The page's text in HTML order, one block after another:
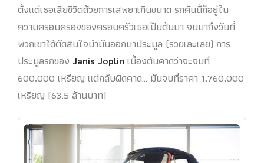
ตั้งแต่เธอเสียชีวิตด้วยการเสพยาเกินขนาด รถคันนี้ก็อยู่ใน
ความครอบครองของครอบครัวเธอเป็นต้นมา จนมาถึงวันที่
พวกเขาได้ตัดสินใจนำมันออกมาประมูล (รวยเละเลย) การ
ประมูลรถของ Janis Joplin เบื้องต้นคาดว่าจะจบที่
600,000 เหรียญ แต่กลับผิดคาด… มันจบที่ราคา 1,760,000
เหรียญ (63.5 ล้านบาท)